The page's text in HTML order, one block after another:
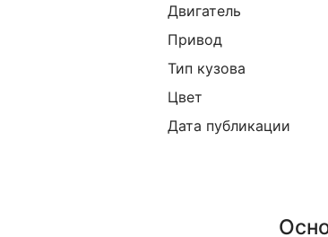
Двигатель
Привод
Тип кузова
Цвет
Дата публикации